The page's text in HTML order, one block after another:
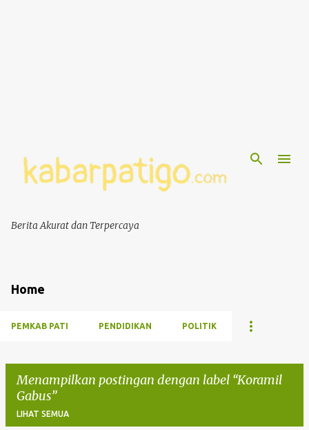
Berita Akurat dan Terpercaya
Home
PEMKAB PATI PENDIDIKAN POLITIK
Menampilkan postingan dengan label Koramil
Gabus
LIHAT SEMUA